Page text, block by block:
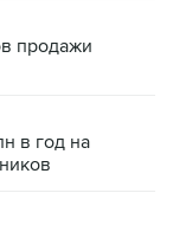
продажи
в год на